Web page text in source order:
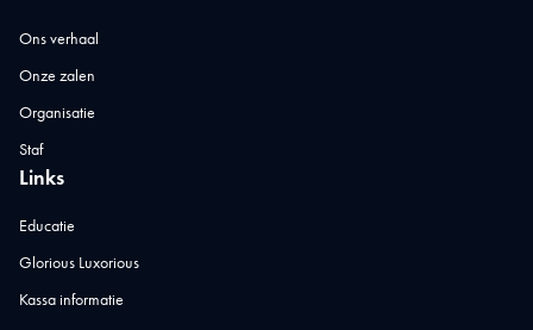
Ons verhaal
Onze zalen
Organisatie
Staf
Links
Educatie
Glorious Luxorious
Kassa informatie